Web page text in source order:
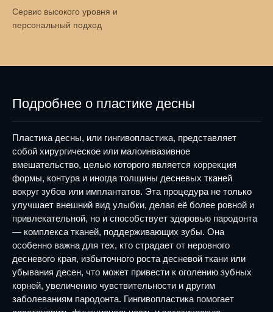
Сервис высокого уровня и
персональный подход
Подробнее о пластике десны
Пластика десны, или гингивопластика, представляет
собой хирургическое или малоинвазивное
вмешательство, целью которого является коррекция
формы, контура и иногда толщины десневых тканей
вокруг зубов или имплантатов. Эта процедура не только
улучшает внешний вид улыбки, делая её более ровной и
привлекательной, но и способствует здоровью пародонта
— комплекса тканей, поддерживающих зубы. Она
особенно важна для тех, кто страдает от неровного
десневого края, избыточного роста десневой ткани или
убывания десен, что может привести к оголению зубных
корней, увеличению чувствительности и другим
заболеваниям пародонта. Гингивопластика помогает